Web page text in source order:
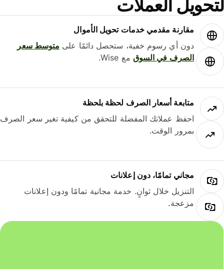
العملات
مقارنة مقدمي خدمات تحويل الأموال
دون أي رسوم خفية، ستحصل دائمًا علىمتوسط ​​سعر
الصرف في السوقمع Wise.
متابعة أسعار الصرف لحظة بلحظة
احفظ عملاتك المفضلة للتحقق من كيفية تغير سعر الصرف
بمرور الوقت.
مجاني تمامًا، دون إعلانات
التنزيل خلال ثوانٍ. خدمة مجانية تمامًا ودون إعلانات
مزعجة.